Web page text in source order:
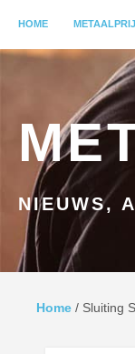
GA NAAR INHOUD
HOME
NIEUWS,
Home / Sluiting